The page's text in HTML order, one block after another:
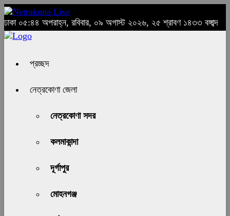
ঢাকা ০৫:৪৪ অপরাহ্ন, রবিবার, ০৯ অগাস্ট ২০২৬, ২৫ শ্রাবণ ১৪৩৩ বঙ্গাব্দ
প্রচ্ছদ
নেত্রকোণা জেলা
নেত্রকোণা সদর
কলমাকান্দা
দূর্গাপুর
মোহনগঞ্জ